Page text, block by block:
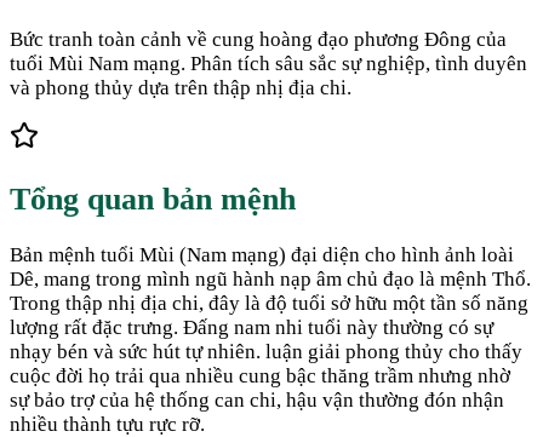
Bức tranh toàn cảnh về cung hoàng đạo phương Đông của
tuổi Mùi Nam mạng. Phân tích sâu sắc sự nghiệp, tình duyên
và phong thủy dựa trên thập nhị địa chi.
Tổng quan bản mệnh
Bản mệnh tuổi Mùi (Nam mạng) đại diện cho hình ảnh loài
Dê, mang trong mình ngũ hành nạp âm chủ đạo là mệnh Thổ.
Trong thập nhị địa chi, đây là độ tuổi sở hữu một tần số năng
lượng rất đặc trưng. Đấng nam nhi tuổi này thường có sự
nhạy bén và sức hút tự nhiên. luận giải phong thủy cho thấy
cuộc đời họ trải qua nhiều cung bậc thăng trầm nhưng nhờ
sự bảo trợ của hệ thống can chi, hậu vận thường đón nhận
nhiều thành tựu rực rỡ.